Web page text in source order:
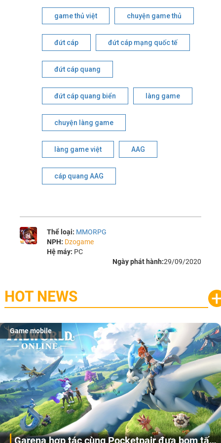
game thủ việt chuyện game thủ
đứt cáp đứt cáp mạng quốc tế
đứt cáp quang
đứt cáp quang biển làng game
chuyện làng game
làng game việt AAG
cáp quang AAG
Thể loại: MMORPG
NPH: Dzogame
Hệ máy: PC
Ngày phát hành:29/09/2020
HOT NEWS
Game mobile
Garena hợp tác cùng Pocketpair đưa bom tấn